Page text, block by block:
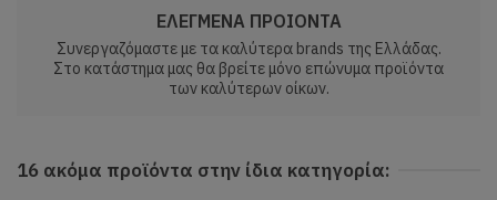
ΕΛΕΓΜΕΝΑ ΠΡΟΙΟΝΤΑ
Συνεργαζόμαστε με τα καλύτερα brands της Ελλάδας.
Στο κατάστημα μας θα βρείτε μόνο επώνυμα προϊόντα
των καλύτερων οίκων.
16 ακόμα προϊόντα στην ίδια κατηγορία: